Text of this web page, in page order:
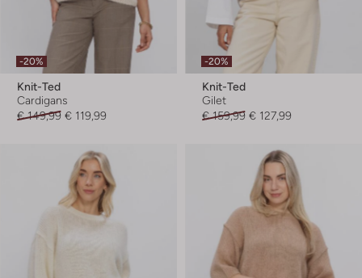
-20%
Knit-Ted
Cardigans
€ 149,99 € 119,99
-20%
Knit-Ted
Gilet
€ 159,99 € 127,99